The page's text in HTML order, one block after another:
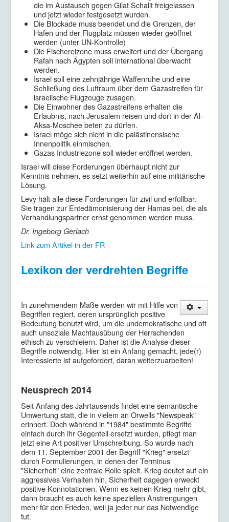
die im Austausch gegen Gilat Schalit freigelassen
und jetzt wieder festgesetzt wurden.
Die Blockade muss beendet und die Grenzen, der
Hafen und der Flugplatz müssen wieder geöffnet
werden (unter UN-Kontrolle)
Die Fischereizone muss erweitert und der Übergang
Rafah nach Ägypten soll international überwacht
werden.
Israel soll eine zehnjährige Waffenruhe und eine
Schließung des Luftraum über dem Gazastreifen für
israelische Flugzeuge zusagen.
Die Einwohner des Gazastreifens erhalten die
Erlaubnis, nach Jerusalem reisen und dort in der Al-
Aksa-Moschee beten zu dürfen.
Israel möge sich nicht in die palästinensische
Innenpolitik einmischen.
Gazas Industriezone soll wieder eröffnet werden.
Israel will diese Forderungen überhaupt nicht zur
Kenntnis nehmen, es setzt weiterhin auf eine militärische
Lösung.
Levy hält alle diese Forderungen für zivil und erfüllbar.
Sie tragen zur Entedämonisierung der Hamas bei, die als
Verhandlungspartner ernst genommen werden muss.
Dr. Ingeborg Gerlach
Link zum Artikel in der FR
Lexikon der verdrehten Begriffe
In zunehmendem Maße werden wir mit Hilfe von
Begriffen regiert, deren ursprünglich positive
Bedeutung benutzt wird, um die undemokratische und oft
auch unsoziale Machtausübung der Herrschenden
ethisch zu verschleiern. Daher ist die Analyse dieser
Begriffe notwendig. Hier ist ein Anfang gemacht, jede(r)
Interessierte ist aufgefordert, daran weiterzuarbeiten!
Neusprech 2014
Seit Anfang des Jahrtausends findet eine semantische
Umwertung statt, die in vielem an Orwells "Newspeak"
erinnert. Doch während in "1984" bestimmte Begriffe
einfach durch ihr Gegenteil ersetzt wurden, pflegt man
jetzt eine Art positiver Umschreibung. So wurde nach
dem 11. September 2001 der Begriff "Krieg" ersetzt
durch Formulierungen, in denen der Terminus
"Sicherheit" eine zentrale Rolle spielt. Krieg deutet auf ein
aggressives Verhalten hin, Sicherheit dagegen erweckt
positive Konnotationen. Wenn es keinen Krieg mehr gibt,
dann braucht es auch keine speziellen Anstrengungen
mehr für den Frieden, weil ja jeder nur das Notwendige
tut.